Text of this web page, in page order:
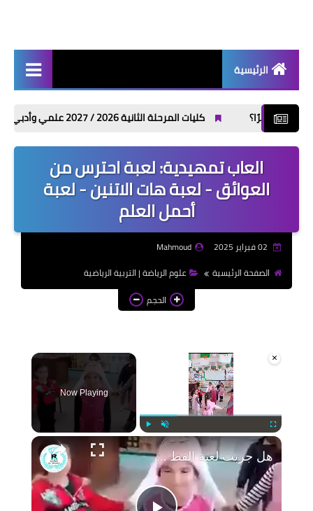
الرئيسية
Radio
موضوعات تعبير | Essay
Topics
Games
Intelligence
كليات المرحلة الثانية 2026 / 2027 علمي وأدبي بالدرجات: مجموعك يدخلك إيه؟
العاب تمهيدية: لعبة احترس من
العوائق - لعبة هات الاتنين - لعبة
أحمل العلم
Mahmoud
الصفحة الرئيسية
علوم الرياضة | التربية الرياضية
الحجم
×
Unmute Fullscreen
Now Playing
هل جربت لعبة القط والفئران؟ إليك طريقة اللعب